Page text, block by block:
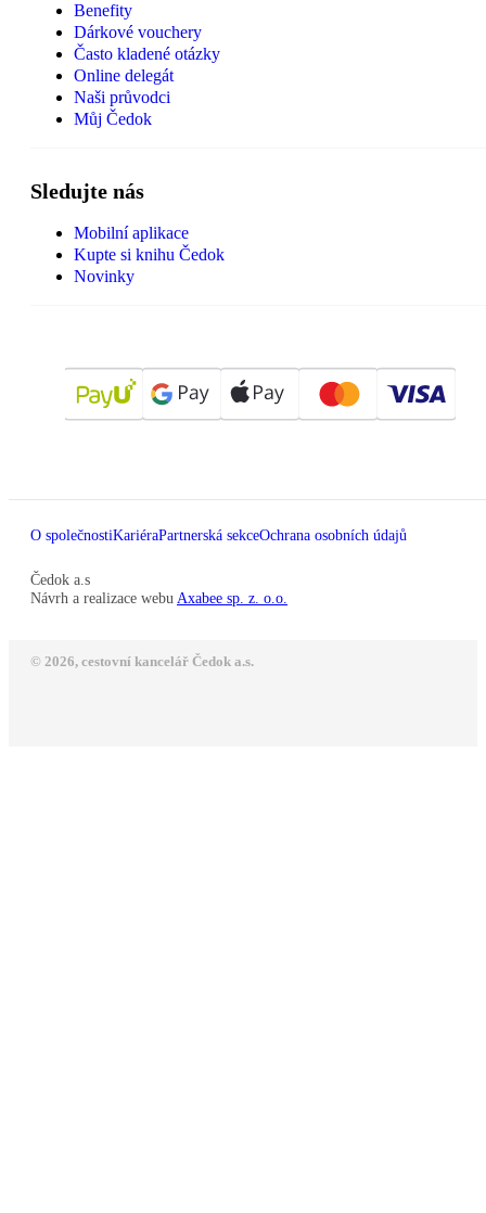
Benefity
Dárkové vouchery
Často kladené otázky
Online delegát
Naši průvodci
Můj Čedok
Sledujte nás
Mobilní aplikace
Kupte si knihu Čedok
Novinky
O společnostiKariéraPartnerská sekceOchrana osobních údajů
Čedok a.s
Návrh a realizace webu Axabee sp. z. o.o.
© 2026, cestovní kancelář Čedok a.s.